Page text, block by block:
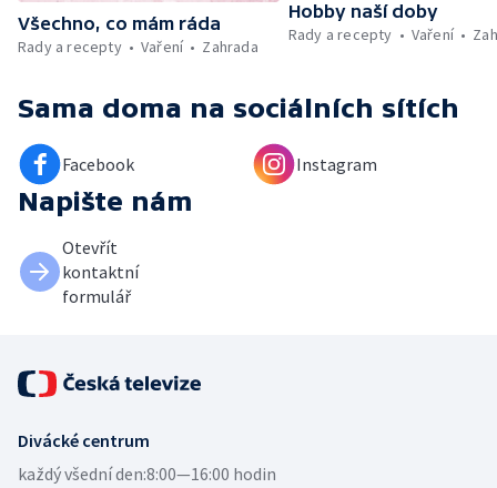
Všechno, co mám ráda
Rady a recepty
Vaření Zahrada
Hobby naší doby
Rady a recepty
Vaření
Sama doma na sociálních sítích
Facebook Instagram
Napište nám
Otevřít
kontaktní
formulář
Divácké centrum
každý všední den:8:00—16:00 hodin